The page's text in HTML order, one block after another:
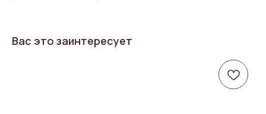
Вас это заинтересует